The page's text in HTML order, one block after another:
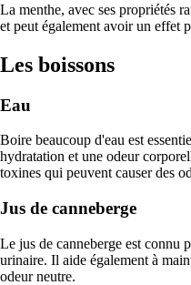
La menthe, avec ses propriétés
et peut également avoir un effet
Les boissons
Eau
Boire beaucoup d'eau est
hydratation et une odeur
toxines qui peuvent causer des
Jus de canneberge
Le jus de canneberge est connu
urinaire. Il aide également à
odeur neutre.